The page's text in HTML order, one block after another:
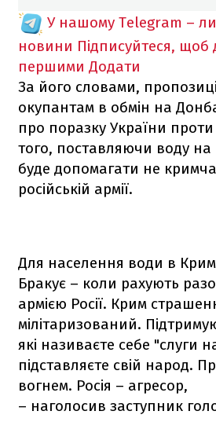
У нашому Telegram –
новини Підписуйтеся, щоб
першими Додати
За його словами,
окупантам в обмін на
про поразку України проти
того, поставляючи воду на
буде допомагати не
російській армії.
Для населення води в
Бракує – коли рахують
армією Росії. Крим
мілітаризований.
які називаєте себе "слуги
підставляєте свій народ.
вогнем. Росія – агресор,
– наголосив заступник